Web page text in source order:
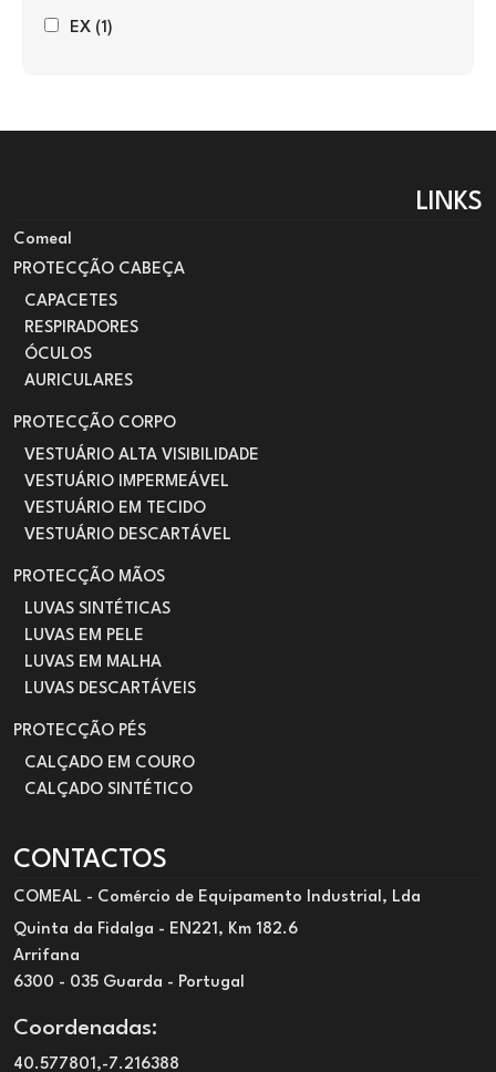
EX (1)
LINKS
Comeal
PROTECÇÃO CABEÇA
CAPACETES
RESPIRADORES
ÓCULOS
AURICULARES
PROTECÇÃO CORPO
VESTUÁRIO ALTA VISIBILIDADE
VESTUÁRIO IMPERMEÁVEL
VESTUÁRIO EM TECIDO
VESTUÁRIO DESCARTÁVEL
PROTECÇÃO MÃOS
LUVAS SINTÉTICAS
LUVAS EM PELE
LUVAS EM MALHA
LUVAS DESCARTÁVEIS
PROTECÇÃO PÉS
CALÇADO EM COURO
CALÇADO SINTÉTICO
CONTACTOS
COMEAL - Comércio de Equipamento Industrial, Lda
Quinta da Fidalga - EN221, Km 182.6
Arrifana
6300 - 035 Guarda - Portugal
Coordenadas:
40.577801,-7.216388